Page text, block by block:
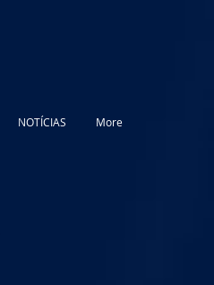
NOTÍCIAS More